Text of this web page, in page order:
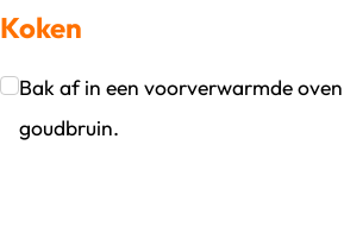
Klik om dit selectievakje aan te
Koken
Bak af in een voorverwarmde
goudbruin.